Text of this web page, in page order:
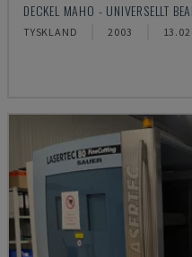
DECKEL MAHO - UNIVERSELLT
TYSKLAND 2003